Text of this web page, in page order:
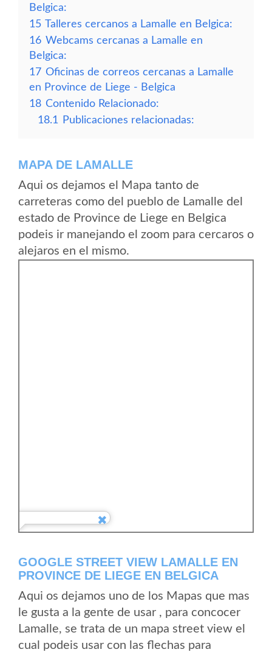
Belgica:
15 Talleres cercanos a Lamalle en Belgica:
16 Webcams cercanas a Lamalle en
Belgica:
17 Oficinas de correos cercanas a Lamalle
en Province de Liege - Belgica
18 Contenido Relacionado:
18.1
Publicaciones relacionadas:
MAPA DE LAMALLE
Aqui os dejamos el Mapa tanto de
carreteras como del pueblo de Lamalle del
estado de Province de Liege en Belgica
podeis ir manejando el zoom para cercaros o
alejaros en el mismo.
GOOGLE STREET VIEW LAMALLE EN
PROVINCE DE LIEGE EN BELGICA
Aqui os dejamos uno de los Mapas que mas
le gusta a la gente de usar , para concocer
Lamalle, se trata de un mapa street view el
cual podeis usar con las flechas para